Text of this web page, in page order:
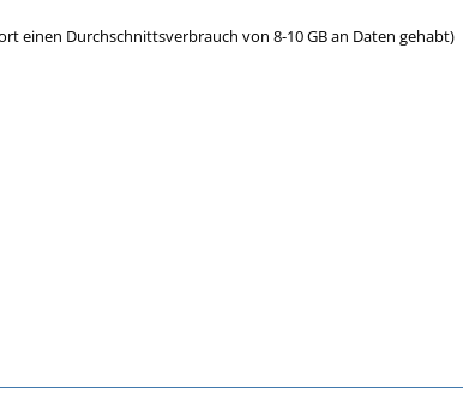
einen Durchschnittsverbrauch von 8-10 GB an Daten gehabt)